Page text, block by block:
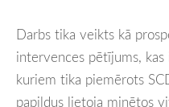
Darbs tika veikts kā
intervences pētījums,
kuriem tika piemērots
papildus lietoja minētos